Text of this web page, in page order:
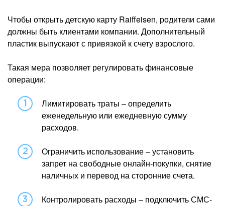
Чтобы открыть детскую карту Raiffeisen, родители сами
должны быть клиентами компании. Дополнительный
пластик выпускают с привязкой к счету взрослого.
Такая мера позволяет регулировать финансовые
операции:
Лимитировать траты – определить
еженедельную или ежедневную сумму
расходов.
Ограничить использование – установить
запрет на свободные онлайн-покупки, снятие
наличных и перевод на сторонние счета.
Контролировать расходы – подключить СМС-